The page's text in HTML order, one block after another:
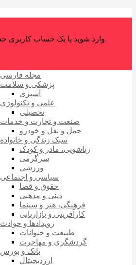
وارد شوید یا یک حساب کاربری جدید ایجاد کنید.
مجله فارسی
پزشکی و سلامت
آشپزی
علمی و تکنولوژی
تحصیلی
صنعت و تجارت و خدمات
حمل و نقل و خودرو
سبک زندگی و خانواده
زناشویی، مادر و کودک
سرگرمی
ورزشی
سیاسی و اجتماعی
حقوق و قضا
دینی و مذهبی
فرهنگی، هنر و سینما
کارآفرینی و بازاریابی
رویدادها و حوادث
طبیعت و حیوانات
گردشگری و مهاجرت
بانک و بورس
ارزدیجیتال